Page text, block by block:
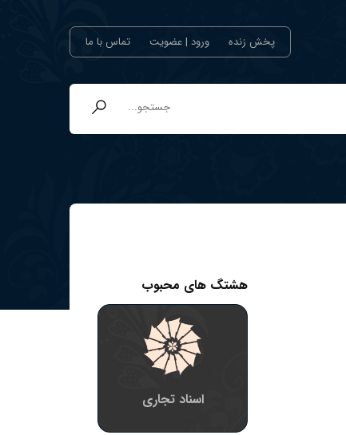
پخش زنده ورود | عضویت تماس با ما
هشتگ های محبوب
اسناد تجاری